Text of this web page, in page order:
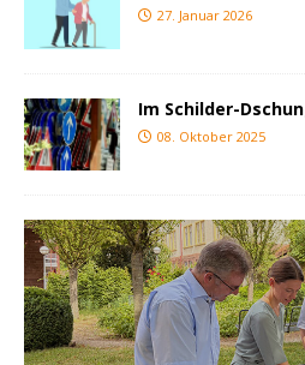
27. Januar 2026
Im Schilder-
08. Oktober 2025